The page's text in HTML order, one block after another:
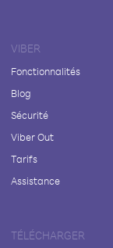
VIBER
Fonctionnalités
Blog
Sécurité
Viber Out
Tarifs
Assistance
TÉLÉCHARGER